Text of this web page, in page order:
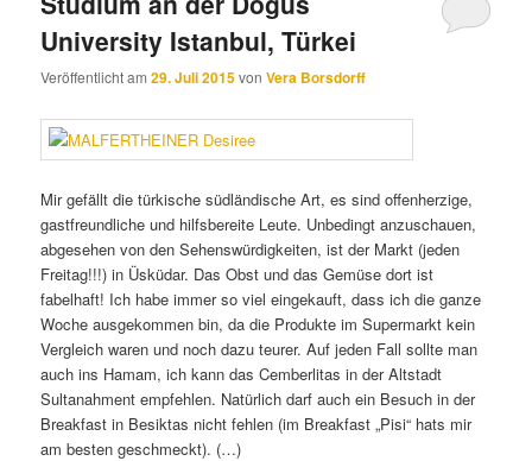
University Istanbul, Türkei
Veröffentlicht am29. Juli 2015vonVera Borsdorff
Mir gefällt die türkische südländische Art, es sind offenherzige,
gastfreundliche und hilfsbereite Leute. Unbedingt anzuschauen,
abgesehen von den Sehenswürdigkeiten, ist der Markt (jeden
Freitag!!!) in Üsküdar. Das Obst und das Gemüse dort ist
fabelhaft! Ich habe immer so viel eingekauft, dass ich die ganze
Woche ausgekommen bin, da die Produkte im Supermarkt kein
Vergleich waren und noch dazu teurer. Auf jeden Fall sollte man
auch ins Hamam, ich kann das Cemberlitas in der Altstadt
Sultanahment empfehlen. Natürlich darf auch ein Besuch in der
Breakfast in Besiktas nicht fehlen (im Breakfast „Pisi“ hats mir
am besten geschmeckt). (…)